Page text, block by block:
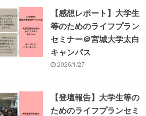
【感想レポート】大学生
等のためのライフプラン
セミナー＠宮城大学太白
キャンパス
2026/1/27
【登壇報告】大学生等の
ためのライフプランセミ